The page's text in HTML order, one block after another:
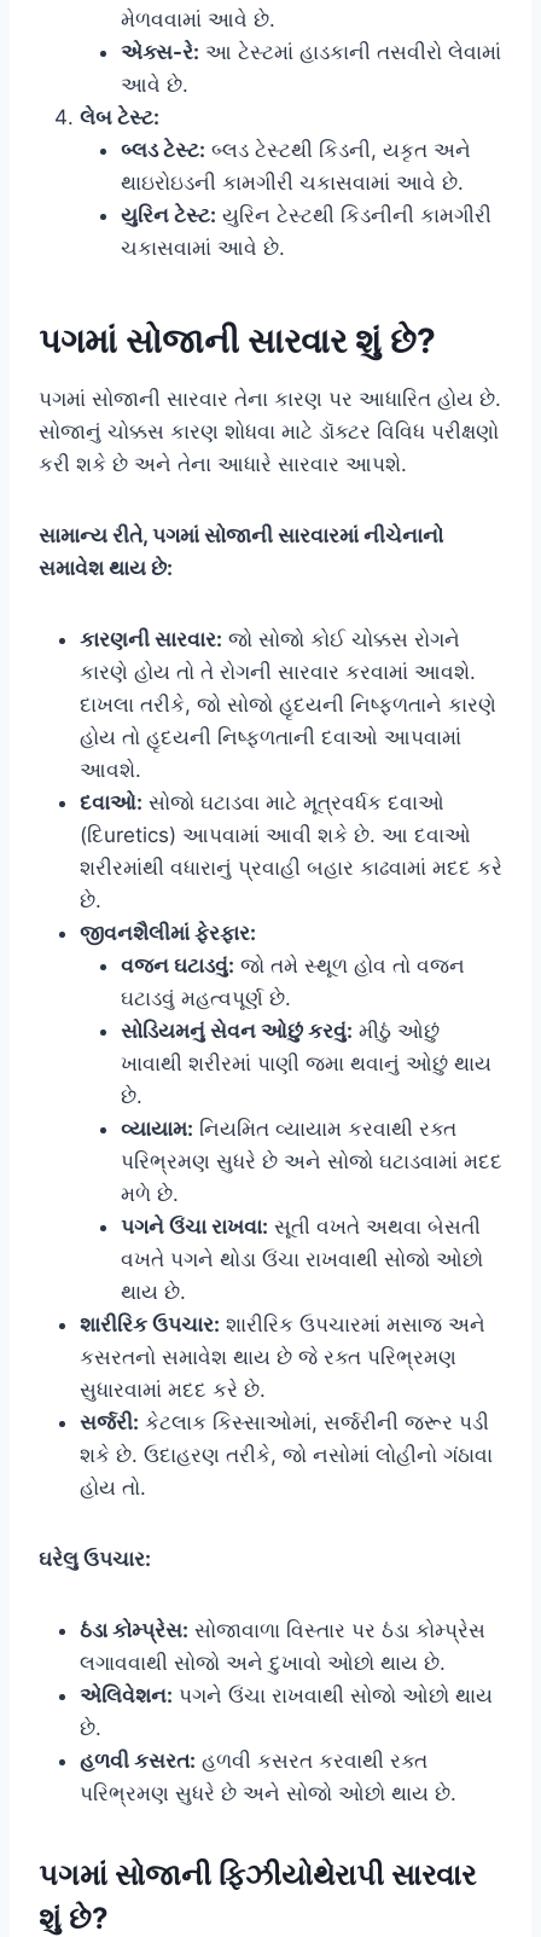
મેળવવામાં આવે છે.
એક્સ-રે: આ ટેસ્ટમાં હાડકાની તસવીરો લેવામાં
આવે છે.
લેબ ટેસ્ટ:
બ્લડ ટેસ્ટ: બ્લડ ટેસ્ટથી કિડની, યકૃત અને
થાઇરોઇડની કામગીરી ચકાસવામાં આવે છે.
યુરિન ટેસ્ટ: યુરિન ટેસ્ટથી કિડનીની કામગીરી
ચકાસવામાં આવે છે.
પગમાં સોજાની સારવાર શું છે?
પગમાં સોજાની સારવાર તેના કારણ પર આધારિત હોય છે.
સોજાનું ચોક્કસ કારણ શોધવા માટે ડૉક્ટર વિવિધ પરીક્ષણો
કરી શકે છે અને તેના આધારે સારવાર આપશે.
સામાન્ય રીતે, પગમાં સોજાની સારવારમાં નીચેનાનો
સમાવેશ થાય છે:
કારણની સારવાર: જો સોજો કોઈ ચોક્કસ રોગને
કારણે હોય તો તે રોગની સારવાર કરવામાં આવશે.
દાખલા તરીકે, જો સોજો હૃદયની નિષ્ફળતાને કારણે
હોય તો હૃદયની નિષ્ફળતાની દવાઓ આપવામાં
આવશે.
દવાઓ: સોજો ઘટાડવા માટે મૂત્રવર્ધક દવાઓ
(દિuretics) આપવામાં આવી શકે છે. આ દવાઓ
શરીરમાંથી વધારાનું પ્રવાહી બહાર કાઢવામાં મદદ કરે
છે.
જીવનશૈલીમાં ફેરફાર:
વજન ઘટાડવું: જો તમે સ્થૂળ હોવ તો વજન
ઘટાડવું મહત્વપૂર્ણ છે.
સોડિયમનું સેવન ઓછું કરવું: મીઠું ઓછું
ખાવાથી શરીરમાં પાણી જમા થવાનું ઓછું થાય
છે.
વ્યાયામ: નિયમિત વ્યાયામ કરવાથી રક્ત
પરિભ્રમણ સુધરે છે અને સોજો ઘટાડવામાં મદદ
મળે છે.
પગને ઉંચા રાખવા: સૂતી વખતે અથવા બેસતી
વખતે પગને થોડા ઉંચા રાખવાથી સોજો ઓછો
થાય છે.
શારીરિક ઉપચાર: શારીરિક ઉપચારમાં મસાજ અને
કસરતનો સમાવેશ થાય છે જે રક્ત પરિભ્રમણ
સુધારવામાં મદદ કરે છે.
સર્જરી: કેટલાક કિસ્સાઓમાં, સર્જરીની જરૂર પડી
શકે છે. ઉદાહરણ તરીકે, જો નસોમાં લોહીનો ગંઠાવા
હોય તો.
ઘરેલુ ઉપચાર:
ઠંડા કોમ્પ્રેસ: સોજાવાળા વિસ્તાર પર ઠંડા કોમ્પ્રેસ
લગાવવાથી સોજો અને દુખાવો ઓછો થાય છે.
એલિવેશન: પગને ઉંચા રાખવાથી સોજો ઓછો થાય
છે.
હળવી કસરત: હળવી કસરત કરવાથી રક્ત
પરિભ્રમણ સુધરે છે અને સોજો ઓછો થાય છે.
પગમાં સોજાની ફિઝીયોથેરાપી સારવાર
શું છે?